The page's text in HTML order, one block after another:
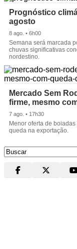
Prognóstico
agosto
8 ago. • 6h00
Semana será marcada
chuvas significativas
nordestino.
Mercado Sem
firme, mesmo
7 ago. • 17h30
Menor oferta de
queda na exportação.